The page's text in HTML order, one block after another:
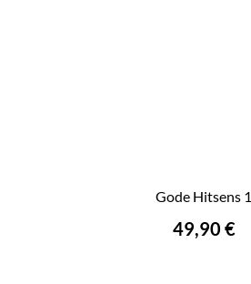
Gode Hitsens 1
49,90 €